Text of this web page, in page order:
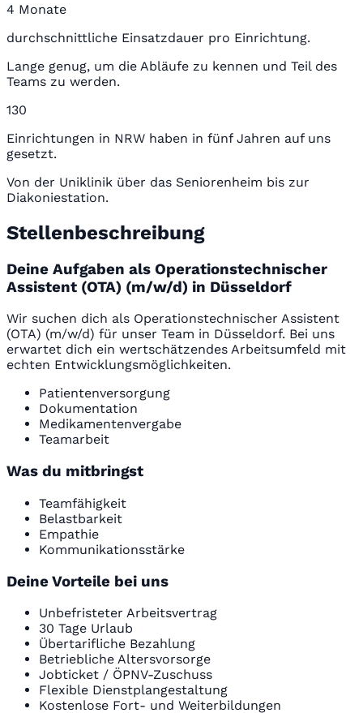
4 Monate
durchschnittliche Einsatzdauer pro Einrichtung.
Lange genug, um die Abläufe zu kennen und Teil des
Teams zu werden.
130
Einrichtungen in NRW haben in fünf Jahren auf uns
gesetzt.
Von der Uniklinik über das Seniorenheim bis zur
Diakoniestation.
Stellenbeschreibung
Deine Aufgaben als Operationstechnischer
Assistent (OTA) (m/w/d) in Düsseldorf
Wir suchen dich als Operationstechnischer Assistent
(OTA) (m/w/d) für unser Team in Düsseldorf. Bei uns
erwartet dich ein wertschätzendes Arbeitsumfeld mit
echten Entwicklungsmöglichkeiten.
Patientenversorgung
Dokumentation
Medikamentenvergabe
Teamarbeit
Was du mitbringst
Teamfähigkeit
Belastbarkeit
Empathie
Kommunikationsstärke
Deine Vorteile bei uns
Unbefristeter Arbeitsvertrag
30 Tage Urlaub
Übertarifliche Bezahlung
Betriebliche Altersvorsorge
Jobticket / ÖPNV-Zuschuss
Flexible Dienstplangestaltung
Kostenlose Fort- und Weiterbildungen